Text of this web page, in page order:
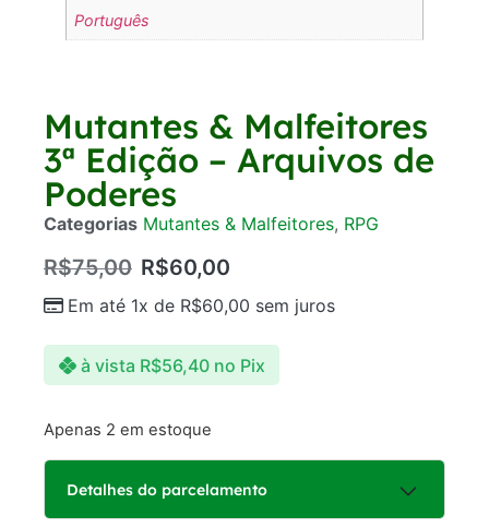
Português
Mutantes & Malfeitores
3ª Edição – Arquivos de
Poderes
Categorias Mutantes & Malfeitores, RPG
R$75,00 R$60,00
Em até 1x de R$60,00 sem juros
à vista R$56,40 no Pix
Apenas 2 em estoque
Detalhes do parcelamento